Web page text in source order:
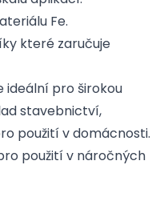
Fe.
které zaručuje
ideální pro širokou
stavebnictví,
použití v domácnosti.
použití v náročných